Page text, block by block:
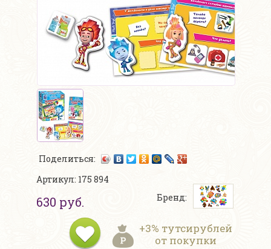
Поделиться:
Артикул: 175 894
630 руб. Бренд:
+3% тутсирублей
от покупки